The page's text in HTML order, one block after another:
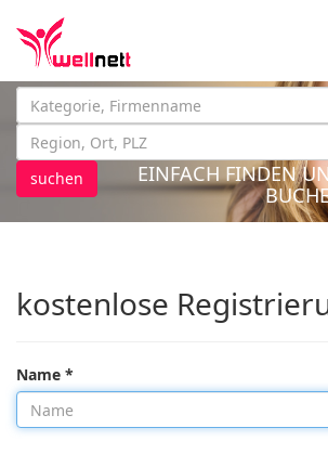
suchen
EINFACH FINDEN
kostenlose
Name *